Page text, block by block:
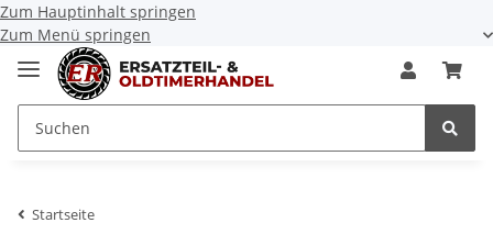
Zum Hauptinhalt springen
Zum Menü springen
Startseite